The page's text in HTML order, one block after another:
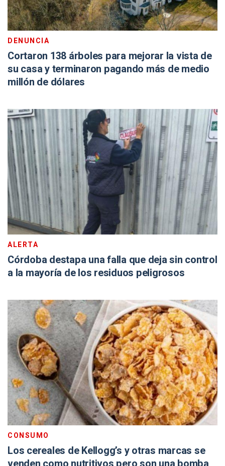
DENUNCIA
Cortaron 138 árboles para mejorar la vista de
su casa y terminaron pagando más de medio
millón de dólares
ALERTA
Córdoba destapa una falla que deja sin control
a la mayoría de los residuos peligrosos
CONSUMO
Los cereales de Kellogg’s y otras marcas se